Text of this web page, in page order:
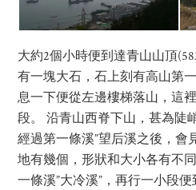
大約2個小時便到達青山山頂
有一塊大石，石上刻有高山第
息一下便從左邊樓梯落山，這
段。 沿青山西脊下山，甚為陡
經過第一條溪”望后溪之後，會
地有幾個，形狀和大小各有不
一條溪”大冷溪”，再行一小段